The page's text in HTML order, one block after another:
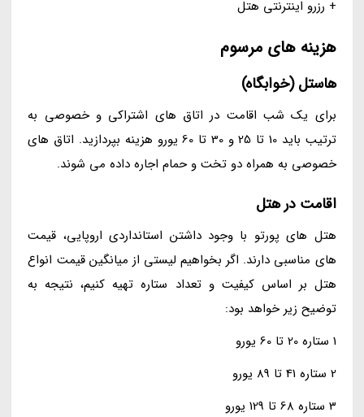
+ رزرو اینترنتی هتل
هزینه های مرسوم
هاستل (خوابگاه)
برای یک شب اقامت در اتاق های اشتراکی و خصوصی به
ترتیب باید 10 تا 25 و 30 تا 60 یورو هزینه بپردازید. اتاق های
خصوصی به همراه دو تخت و حمام اجاره داده می شوند.
اقامت در هتل
هتل های پورتو با وجود داشتن استانداردی اروپایی، قیمت
های مناسبی دارند. اگر بخواهیم لیستی از میانگین قیمت انواع
هتل بر اساس کیفیت و تعداد ستاره تهیه کنیم، نتیجه به
توضیح زیر خواهد بود:
1 ستاره 20 تا 60 یورو
2 ستاره 41 تا 89 یورو
3 ستاره 68 تا 129 یورو